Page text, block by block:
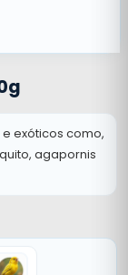
exóticos como,
agapornis